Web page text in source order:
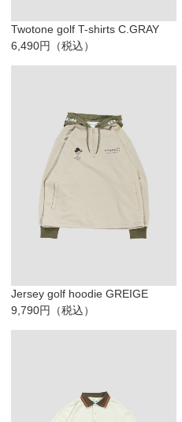
Twotone golf T-shirts C.GRAY
6,490円（税込）
Jersey golf hoodie GREIGE
9,790円（税込）